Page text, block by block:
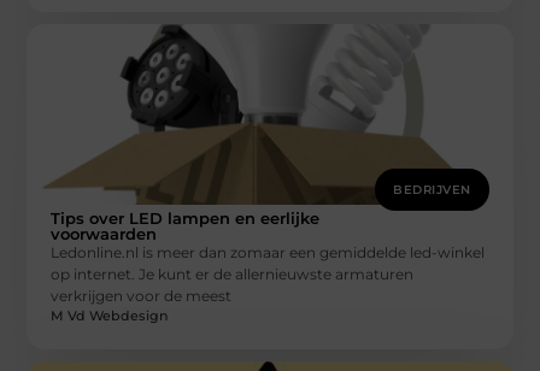
BEDRIJVEN
Tips over LED lampen en eerlijke
voorwaarden
Ledonline.nl is meer dan zomaar een gemiddelde led-winkel
op internet. Je kunt er de allernieuwste armaturen
verkrijgen voor de meest
M Vd Webdesign